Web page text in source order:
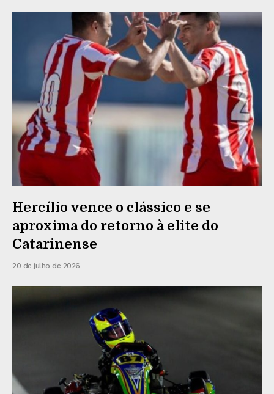
Hercílio vence o clássico e se
aproxima do retorno à elite do
Catarinense
20 de julho de 2026